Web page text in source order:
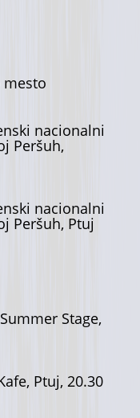
mesto
nacionalni
Peršuh,
nacionalni
Peršuh, Ptuj
Stage,
Ptuj, 20.30